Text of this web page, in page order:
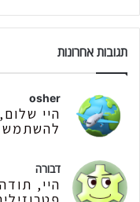
תגובות אחרונות
osher
היי
להשתמש
דבורה
היי,